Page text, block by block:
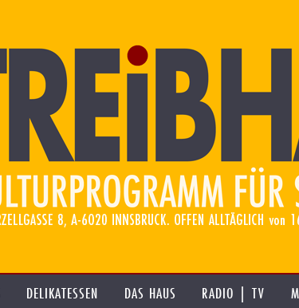
DELIKATESSEN DAS HAUS RADIO | TV